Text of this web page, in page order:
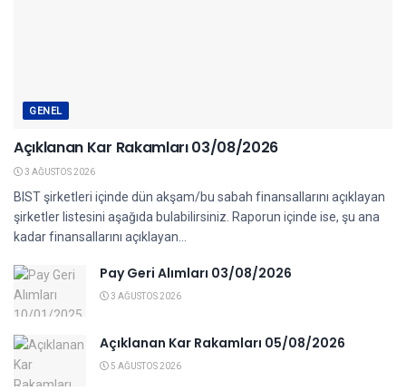
GENEL
Açıklanan Kar Rakamları 03/08/2026
3 AĞUSTOS 2026
BIST şirketleri içinde dün akşam/bu sabah finansallarını açıklayan
şirketler listesini aşağıda bulabilirsiniz. Raporun içinde ise, şu ana
kadar finansallarını açıklayan...
Pay Geri Alımları 03/08/2026
3 AĞUSTOS 2026
Açıklanan Kar Rakamları 05/08/2026
5 AĞUSTOS 2026